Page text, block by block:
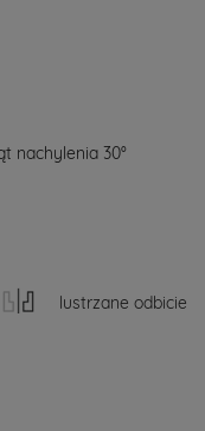
nachylenia 30°
lustrzane odbicie